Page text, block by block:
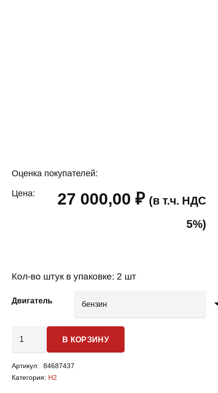
Оценка покупателей:
Цена: 27 000,00 ₽ (в т.ч. НДС
5%)
Кол-во штук в упаковке: 2 шт
Двигатель
товара
H2
-
В КОРЗИНУ
Артикул:
84687437
Категория: H2